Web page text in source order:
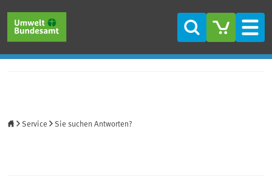
Suche
Service Sie suchen Antworten?